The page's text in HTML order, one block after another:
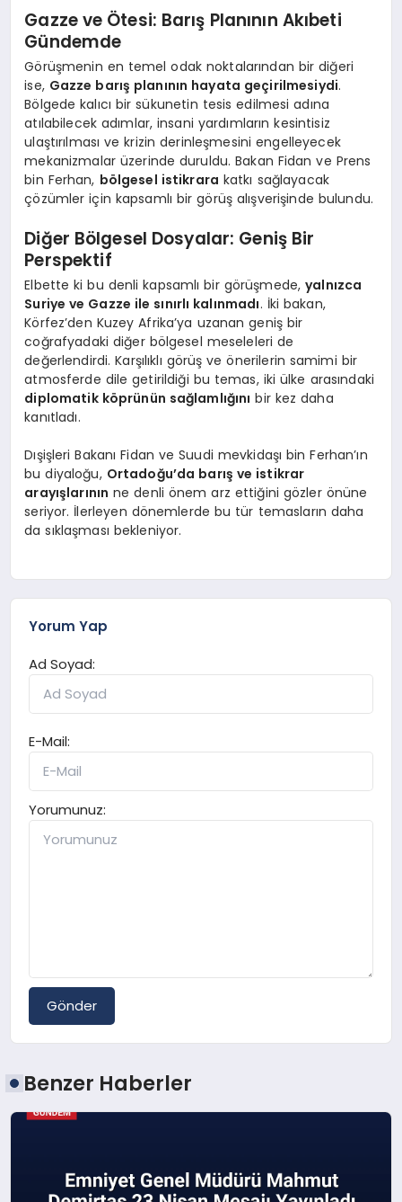
Gazze ve Ötesi: Barış Planının Akıbeti
Gündemde
Görüşmenin en temel odak noktalarından bir diğeri
ise, Gazze barış planının hayata geçirilmesiydi.
Bölgede kalıcı bir sükunetin tesis edilmesi adına
atılabilecek adımlar, insani yardımların kesintisiz
ulaştırılması ve krizin derinleşmesini engelleyecek
mekanizmalar üzerinde duruldu. Bakan Fidan ve Prens
bin Ferhan, bölgesel istikrara katkı sağlayacak
çözümler için kapsamlı bir görüş alışverişinde bulundu.
Diğer Bölgesel Dosyalar: Geniş Bir
Perspektif
Elbette ki bu denli kapsamlı bir görüşmede,yalnızca
Suriye ve Gazze ile sınırlı kalınmadı. İki bakan,
Körfez’den Kuzey Afrika’ya uzanan geniş bir
coğrafyadaki diğer bölgesel meseleleri de
değerlendirdi. Karşılıklı görüş ve önerilerin samimi bir
atmosferde dile getirildiği bu temas, iki ülke arasındaki
diplomatik köprünün sağlamlığını bir kez daha
kanıtladı.
Dışişleri Bakanı Fidan ve Suudi mevkidaşı bin Ferhan’ın
bu diyaloğu, Ortadoğu’da barış ve istikrar
arayışlarının ne denli önem arz ettiğini gözler önüne
seriyor. İlerleyen dönemlerde bu tür temasların daha
da sıklaşması bekleniyor.
Yorum Yap
Ad Soyad:
E-Mail:
Yorumunuz:
Gönder
Benzer Haberler